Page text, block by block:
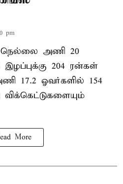
pm
நெல்லை அணி 20
204 ரன்கள்
17.2 ஓவர்களில் 154
More